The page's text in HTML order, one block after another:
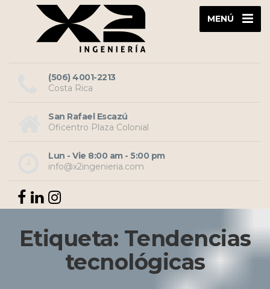
MENÚ
(506) 4001-2213
Costa Rica
San Rafael Escazú
Oficentro Plaza Colonial
Lun - Vie 8:00 am - 5:00 pm
info@x2ingenieria.com
Etiqueta: Tendencias
tecnológicas